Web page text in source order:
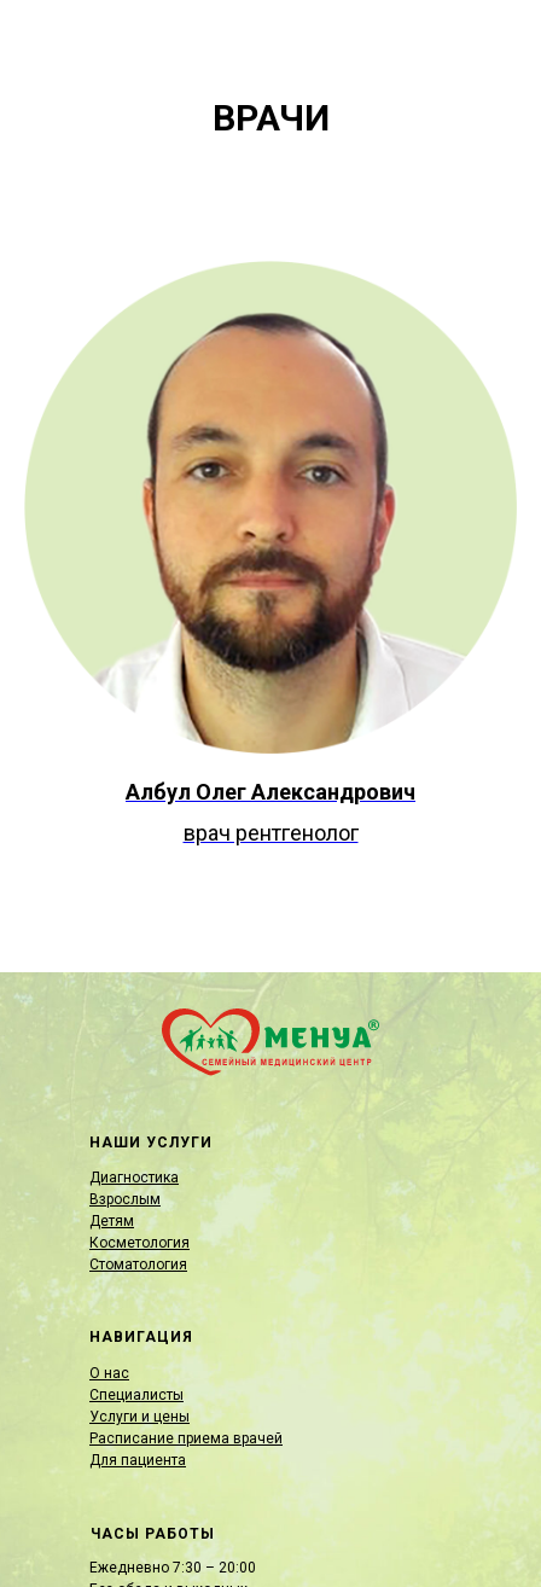
ВРАЧИ
Албул Олег Александрович
врач рентгенолог
НАШИ УСЛУГИ
Диагностика
Взрослым
Детям
Косметология
Стоматология
НАВИГАЦИЯ
О нас
Специалисты
Услуги и цены
Расписание приема врачей
Для пациента
ЧАСЫ РАБОТЫ
Ежедневно 7:30 – 20:00